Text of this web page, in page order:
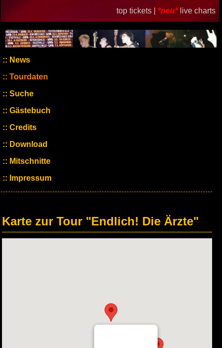
top tickets | *neu* live charts
News
Tourdaten
Suche
Gästebuch
Credits
Download
Mitschnitte
Impressum
Karte zur Tour "Endlich! Die Ärzte"